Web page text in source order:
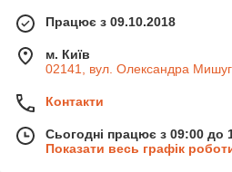
Працює з 09.10.2018
м. Київ
02141, вул. Олександра
Контакти
Сьогодні працює з 09:00 до
Показати весь графік